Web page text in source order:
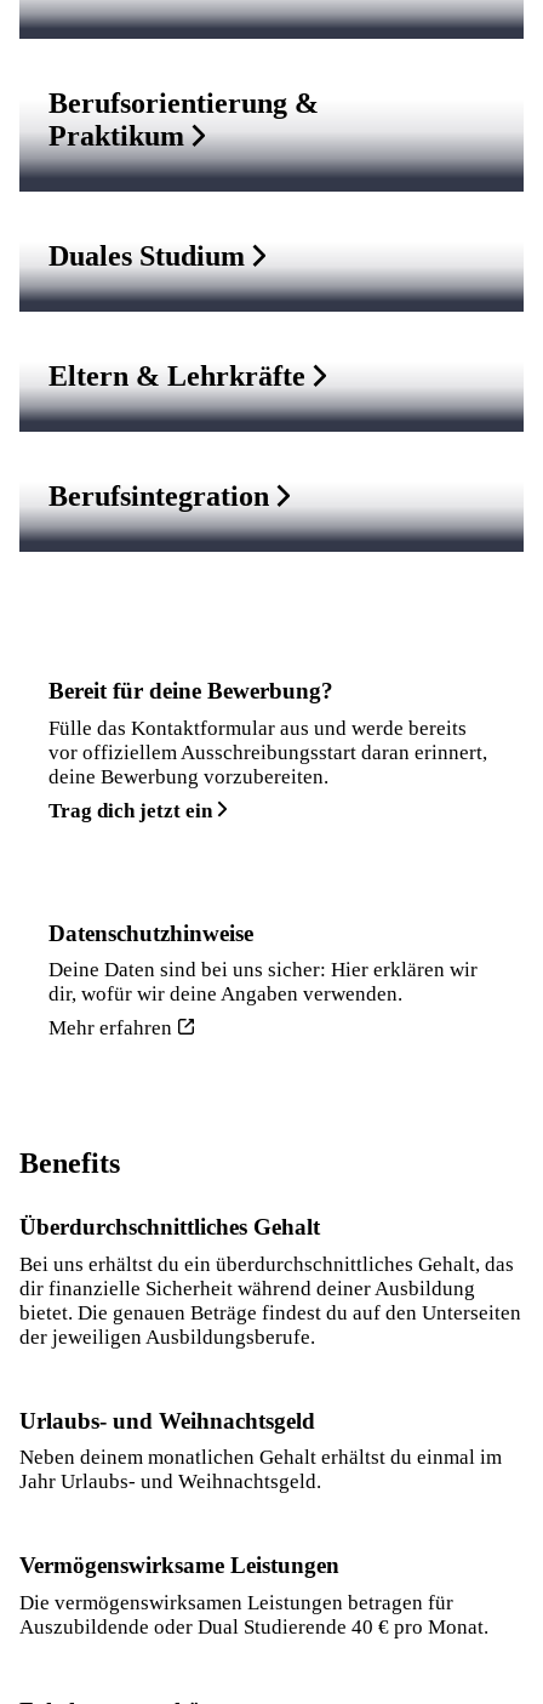
Berufsorientierung &
Praktikum
Duales Studium
Eltern & Lehrkräfte
Berufsintegration
Bereit für deine Bewerbung?
Fülle das Kontaktformular aus und werde bereits
vor offiziellem Ausschreibungsstart daran erinnert,
deine Bewerbung vorzubereiten.
Trag dich jetzt ein
Datenschutzhinweise
Deine Daten sind bei uns sicher: Hier erklären wir
dir, wofür wir deine Angaben verwenden.
Mehr erfahren
Benefits
Überdurchschnittliches Gehalt
Bei uns erhältst du ein überdurchschnittliches Gehalt, das
dir finanzielle Sicherheit während deiner Ausbildung
bietet. Die genauen Beträge findest du auf den Unterseiten
der jeweiligen Ausbildungsberufe.
Urlaubs- und Weihnachtsgeld
Neben deinem monatlichen Gehalt erhältst du einmal im
Jahr Urlaubs- und Weihnachtsgeld.
Vermögenswirksame Leistungen
Die vermögenswirksamen Leistungen betragen für
Auszubildende oder Dual Studierende 40 € pro Monat.